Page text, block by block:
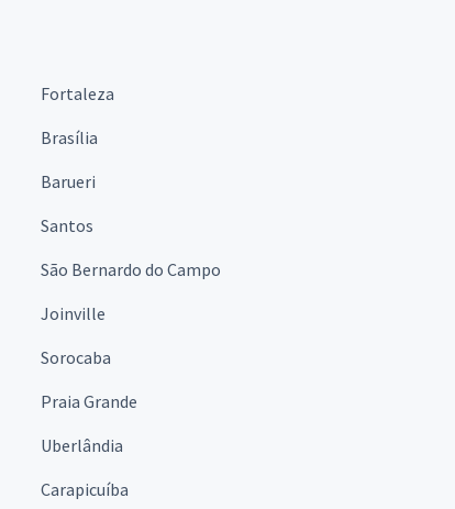
Fortaleza
Brasília
Barueri
Santos
São Bernardo do Campo
Joinville
Sorocaba
Praia Grande
Uberlândia
Carapicuíba